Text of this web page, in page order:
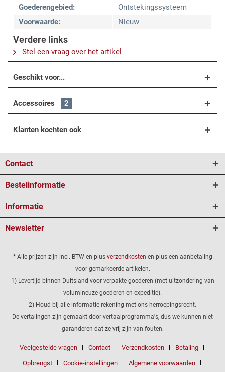
Goederengebied:
Ontstekingssysteem
Voorwaarde:
Nieuw
Verdere links
Stel een vraag over het artikel
Geschikt voor...
Accessoires 2
Klanten kochten ook
Contact
Bestelinformatie
Informatie
Newsletter
* Alle prijzen zijn incl. BTW en plus verzendkosten en plus een aanbetaling
voor gemarkeerde artikelen.
1) Levertijd binnen Duitsland voor verpakte goederen (met uitzondering van
volumineuze goederen en expeditie).
2) Houd bij alle informatie rekening met ons herroepingsrecht.
De vertalingen zijn gemaakt door vertaalprogramma's, dus we kunnen niet
garanderen dat ze vrij zijn van fouten.
Veelgestelde vragen Contact Verzendkosten Betaling
Opbrengst Cookie-instellingen Algemene voorwaarden